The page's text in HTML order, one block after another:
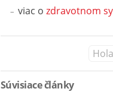
viac ozdravotnom
Súvisiace články